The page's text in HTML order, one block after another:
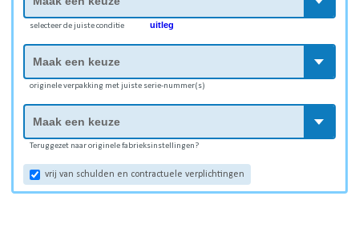
selecteer de juiste conditie uitleg
originele verpakking met juiste serie-nummer(s)
Teruggezet naar originele fabrieksinstellingen?
vrij van schulden en contractuele verplichtingen